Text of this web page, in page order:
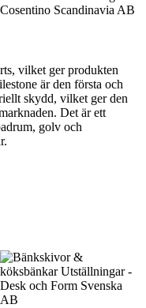
vilket ger produkten
är den första och
skydd, vilket ger den
Det är ett
golv och